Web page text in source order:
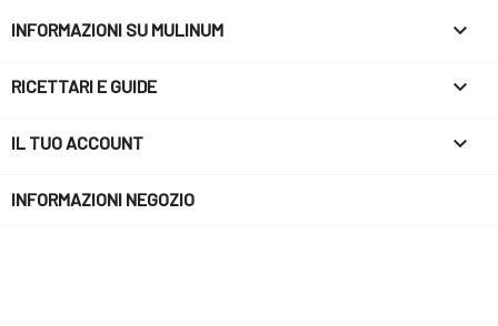
INFORMAZIONI SU MULINUM 
RICETTARI E GUIDE 
IL TUO ACCOUNT 
INFORMAZIONI NEGOZIO